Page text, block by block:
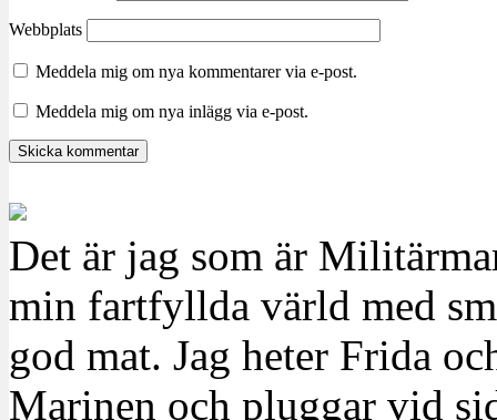
Webbplats
Meddela mig om nya kommentarer via e-post.
Meddela mig om nya inlägg via e-post.
Det är jag som är
min fartfyllda värld med
god mat. Jag heter Frida
Marinen och pluggar vid